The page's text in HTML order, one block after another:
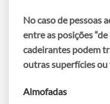
No caso de pessoas
entre as posições “de
cadeirantes podem
outras superfícies ou
Almofadas